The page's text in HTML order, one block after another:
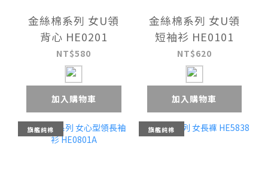
金絲棉系列 女U領
背心 HE0201
NT$580
加入購物車
金絲棉系列 女U領
短袖衫 HE0101
NT$620
加入購物車
旗艦純棉 旗艦純棉